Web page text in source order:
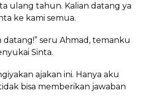
ulang tahun. Kalian datang ya
ke kami semua.
datang!” seru Ahmad, temanku
Sinta.
ajakan ini. Hanya aku
bisa memberikan jawaban